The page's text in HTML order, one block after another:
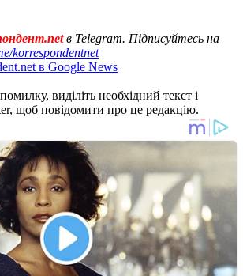
в Telegram. Підписуйтесь на
korrespondentnet
в Google News
виділіть необхідний текст і
щоб повідомити про це редакцію.